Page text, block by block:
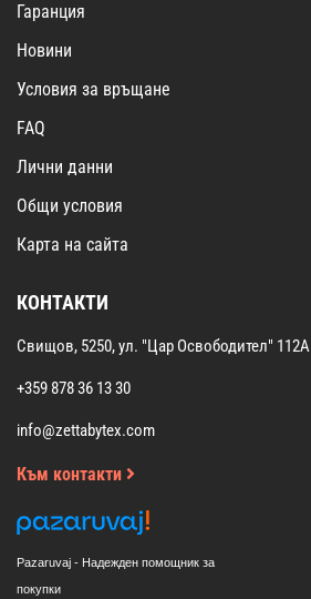
Гаранция
Новини
Условия за връщане
FAQ
Лични данни
Общи условия
Карта на сайта
КОНТАКТИ
Свищов, 5250, ул. "Цар Освободител" 112А
+359 878 36 13 30
info@zettabytex.com
Към контакти
Pazaruvaj - Надежден помощник за
покупки